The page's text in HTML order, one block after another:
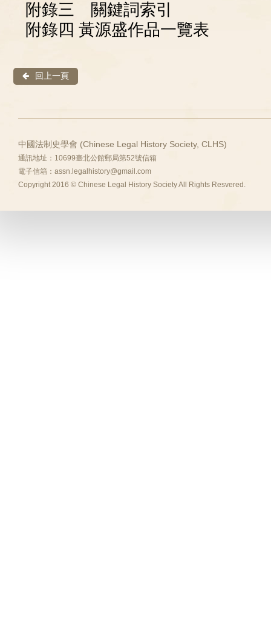
附錄三 關鍵詞索引
附錄四 黃源盛作品一覽表
回上一頁
中國法制史學會 (Chinese Legal History Society, CLHS)
通訊地址：10699臺北公館郵局第52號信箱
電子信箱： assn.legalhistory@gmail.com
Copyright 2016 © Chinese Legal History Society All Rights Resvered.